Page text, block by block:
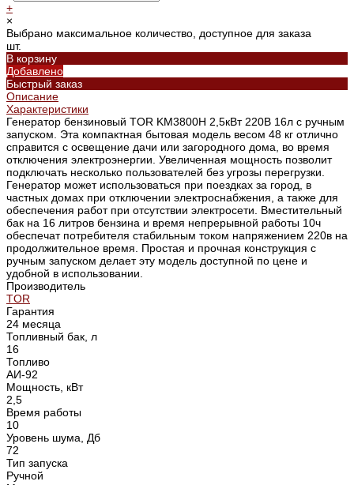
+
×
Выбрано максимальное количество, доступное для заказа
шт.
В корзину
Добавлено
Быстрый заказ
Описание
Характеристики
Генератор бензиновый TOR KM3800H 2,5кВт 220В 16л с ручным
запуском. Эта компактная бытовая модель весом 48 кг отлично
справится с освещение дачи или загородного дома, во время
отключения электроэнергии. Увеличенная мощность позволит
подключать несколько пользователей без угрозы перегрузки.
Генератор может использоваться при поездках за город, в
частных домах при отключении электроснабжения, а также для
обеспечения работ при отсутствии электросети. Вместительный
бак на 16 литров бензина и время непрерывной работы 10ч
обеспечат потребителя стабильным током напряжением 220в на
продолжительное время. Простая и прочная конструкция с
ручным запуском делает эту модель доступной по цене и
удобной в использовании.
Производитель
TOR
Гарантия
24 месяца
Топливный бак, л
16
Топливо
АИ-92
Мощность, кВт
2,5
Время работы
10
Уровень шума, Дб
72
Тип запуска
Ручной